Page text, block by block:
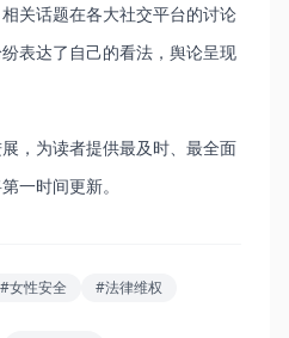
关话题在各大社交平台的讨论
表达了自己的看法，舆论呈现
，为读者提供最及时、最全面
一时间更新。
#女性安全 #法律维权